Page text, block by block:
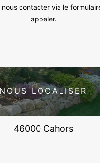
nous contacter via le
appeler.
NOUS LOCALISER
46000 Cahors